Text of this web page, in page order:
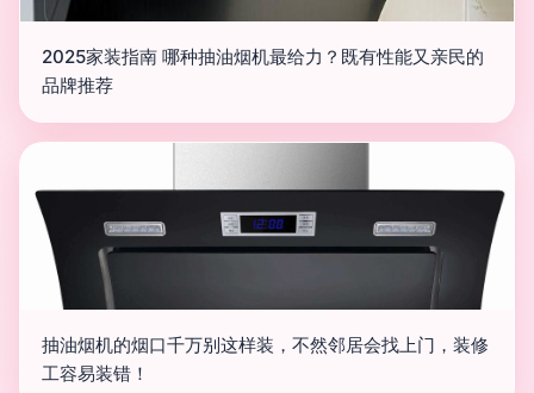
2025家装指南 哪种抽油烟机最给力？既有性能又亲民的
品牌推荐
抽油烟机的烟口千万别这样装，不然邻居会找上门，装修
工容易装错！